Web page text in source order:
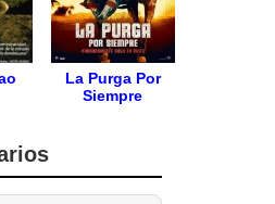
La Purga Por
Siempre